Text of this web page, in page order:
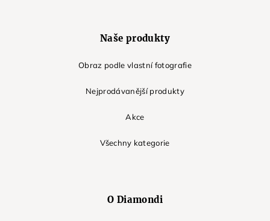
Naše produkty
Obraz podle vlastní fotografie
Nejprodávanější produkty
Akce
Všechny kategorie
O Diamondi